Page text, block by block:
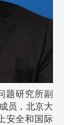
题研究所副
员，北京大
安全和国际